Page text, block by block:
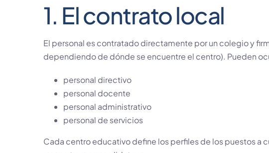
1. El contrato local
El personal es contratado directamente por un colegio y
dependiendo de dónde se encuentre el centro). Pueden
personal directivo
personal docente
personal administrativo
personal de servicios
Cada centro educativo define los perfiles de los puestos a